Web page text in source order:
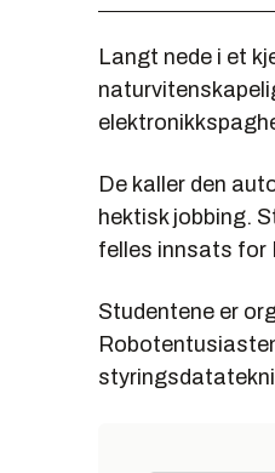
Langt nede i et
De kaller den
hektisk jobbing.
felles innsats for
Studentene er